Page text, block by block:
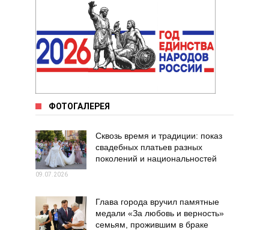
ФОТОГАЛЕРЕЯ
Сквозь время и традиции: показ
свадебных платьев разных
поколений и национальностей
09.07.2026
Глава города вручил памятные
медали «За любовь и верность»
семьям, прожившим в браке